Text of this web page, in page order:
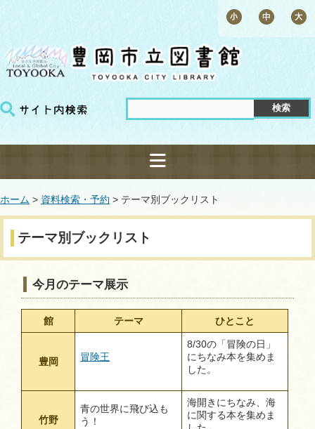
ホーム > 資料検索・予約 > テーマ別ブックリスト
テーマ別ブックリスト
今月のテーマ展示
館 テーマ ひとこと
豊岡 冒険王
8/30の「冒険の日」
にちなみ本を集めま
した。
竹野
青の世界に飛び込も
う！
海開きにちなみ、海
に関する本を集めま